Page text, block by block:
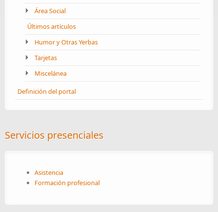
Área Social
Últimos artículos
Humor y Otras Yerbas
Tarjetas
Miscelánea
Definición del portal
Servicios presenciales
Asistencia
Formación profesional